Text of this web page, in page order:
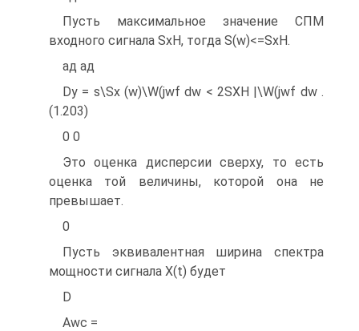
Пусть максимальное значение СПМ
входного сигнала SxH, тогда S(w)<=SxH.
ад ад
Dy = s\Sx (w)\W(jwf dw < 2SXH |\W(jwf dw .
(1.203)
0 0
Это оценка дисперсии сверху, то есть
оценка той величины, которой она не
превышает.
0
Пусть эквивалентная ширина спектра
мощности сигнала X(t) будет
D
Awc =